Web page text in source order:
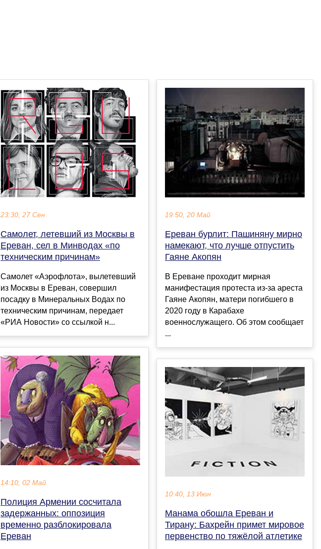
23:30, 27 Сен
Самолет, летевший из Москвы в
Ереван, сел в Минводах «по
техническим причинам»
Самолет «Аэрофлота», вылетевший
из Москвы в Ереван, совершил
посадку в Минеральных Водах по
техническим причинам, передает
«РИА Новости» со ссылкой н...
14:10, 02 Май
Полиция Армении сосчитала
задержанных: оппозиция
временно разблокировала
Ереван
19:50, 20 Май
Ереван бурлит: Пашиняну мирно
намекают, что лучше отпустить
Гаяне Акопян
В Ереване проходит мирная
манифестация протеста из-за ареста
Гаяне Акопян, матери погибшего в
2020 году в Карабахе
военнослужащего. Об этом сообщает
...
10:40, 13 Июн
Манама обошла Ереван и
Тирану: Бахрейн примет мировое
первенство по тяжëлой атлетике